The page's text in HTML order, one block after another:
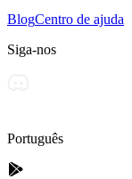
BlogCentro de ajuda
Siga-nos
Português